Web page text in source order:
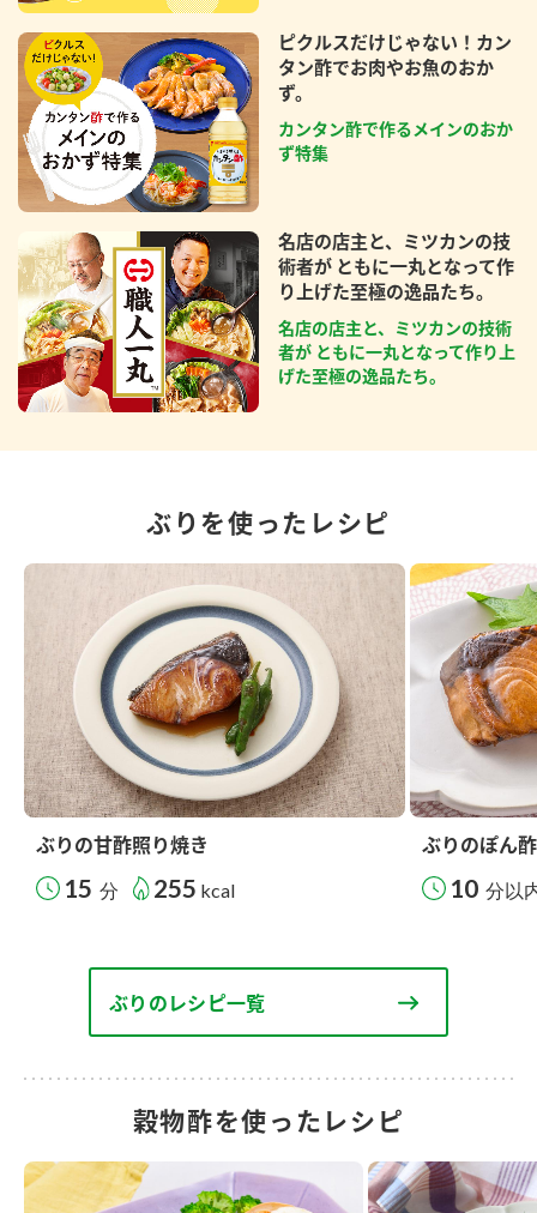
ピクルスだけじゃない！カン
タン酢でお肉やお魚のおか
ず。
カンタン酢で作るメインのおか
ず特集
名店の店主と、ミツカンの技
術者が ともに一丸となって作
り上げた至極の逸品たち。
名店の店主と、ミツカンの技術
者が ともに一丸となって作り上
げた至極の逸品たち。
ぶりを使ったレシピ
ぶりの甘酢照り焼き
15 分 255 kcal
ぶりのぽん
10 分以
ぶりのレシピ一覧
穀物酢を使ったレシピ